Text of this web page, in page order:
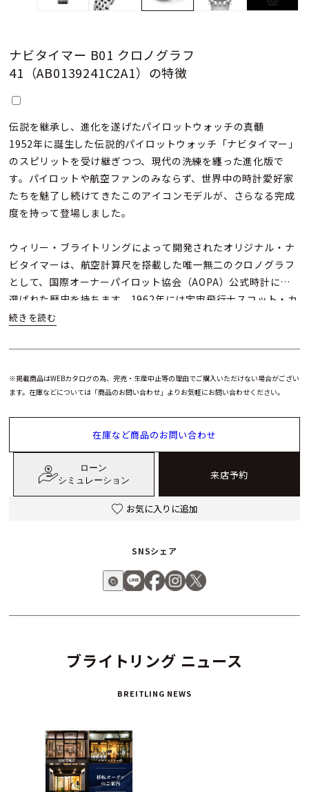
ナビタイマー B01 クロノグラフ
41（AB0139241C2A1）の特徴
伝説を継承し、進化を遂げたパイロットウォッチの真髄
1952年に誕生した伝説的パイロットウォッチ「ナビタイマー」
のスピリットを受け継ぎつつ、現代の洗練を纏った進化版で
す。パイロットや航空ファンのみならず、世界中の時計愛好家
たちを魅了し続けてきたこのアイコンモデルが、さらなる完成
度を持って登場しました。
ウィリー・ブライトリングによって開発されたオリジナル・ナ
ビタイマーは、航空計算尺を搭載した唯一無二のクロノグラフ
として、国際オーナーパイロット協会（AOPA）公式時計にも
選ばれた歴史を持ちます。1962年には宇宙飛行士スコット・カ
ーペンターが宇宙へと持ち込み、マイルス・デイヴィスやセル
れたことからも、ナビタイマーが単なるツールウォッチにとど
ました。
その最新世代となるナビタイマー B01 クロノグラフ 41は、オ
リジナルのクラシカルなデザインを踏襲しながらも、現代的な
ブラッシュアップが施されています。回転計算尺はよりスリム
に平坦化され、ドーム型クリスタルとの組み合わせによって、
分けたケース仕上げにより、落ち着きのある上品な輝きを放ち
ブルー、グリーン、カッパーといった新しいダイヤルカラーの
追加は、モダンな個性を演出。さらに、かつてのナビタイマー
を象徴するAOPAの翼のロゴが12時位置に復活したことで、ブ
搭載されるのは、ブライトリング自社製造ムーブメント「キャ
このムーブメントは、クロノグラフとしての信頼性を格段に高
初めての高級時計として、またコレクションに加える価値ある
1本として──
ブライトリング ナビタイマー B01 クロノグラフ 41は、航空時
ブライトリング ニュース
BREITLING NEWS
※掲載商品はWEBカタログの為、完売・生産中止等の理由でご購入いただけない場合がござい
ます。在庫などについては「商品のお問い合わせ」よりお気軽にお問い合わせください。
在庫など商品のお問い合わせ
ローン
シミュレーション
来店予約
お気に入りに追加
SNSシェア